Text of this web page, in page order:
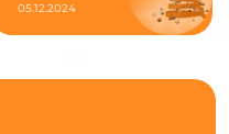
05.12.2024